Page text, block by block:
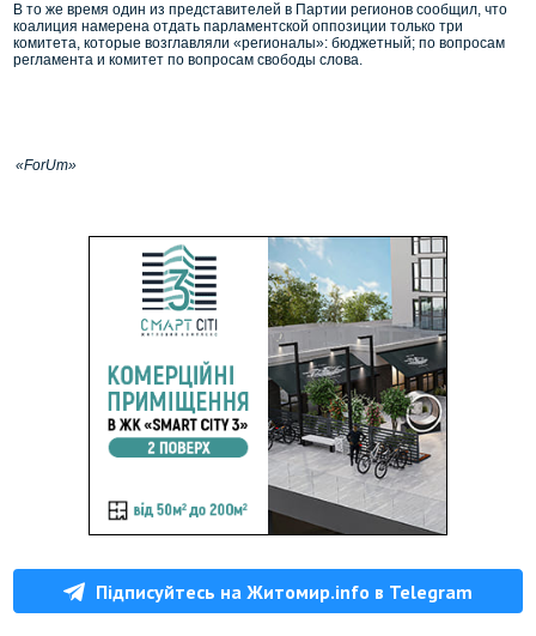
В то же время один из представителей в Партии регионов сообщил, что
коалиция намерена отдать парламентской оппозиции только три
комитета, которые возглавляли «регионалы»: бюджетный; по вопросам
регламента и комитет по вопросам свободы слова.
«ForUm»
Підписуйтесь на Житомир.info в Telegram